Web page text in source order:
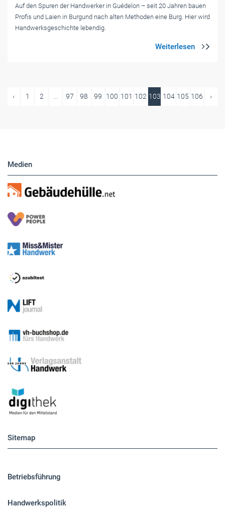
Auf den Spuren der Handwerker in Guédelon – seit 20 Jahren bauen
Profis und Laien in Burgund nach alten Methoden eine Burg. Hier wird
Handwerksgeschichte lebendig.
‹ 1 2 ... 97 98 99 100 101 102 103 104 105 106 ›
Medien
Sitemap
Betriebsführung
Handwerkspolitik